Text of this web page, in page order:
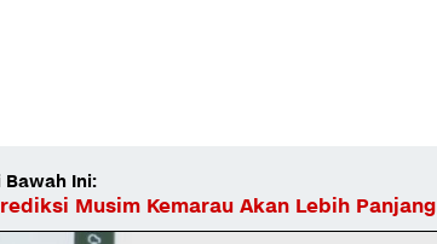
Bawah Ini:
Musim Kemarau Akan Lebih Panjang